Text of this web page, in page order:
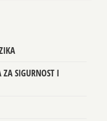
SIGURNOST I